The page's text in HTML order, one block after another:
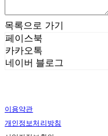
목록으로 가기
페이스북
카카오톡
네이버 블로그
이용약관
개인정보처리방침